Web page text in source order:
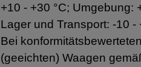
+10 - +30 °C; Umgebung:
Lager und Transport: -10 -
Bei konformitätsbewerteten
(geeichten) Waagen